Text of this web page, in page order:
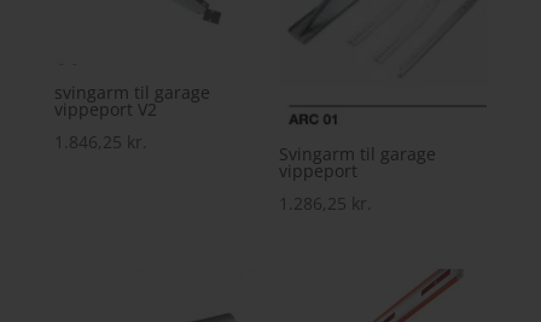
svingarm til garage
vippeport V2
1.846,25 kr.
Svingarm til garage
vippeport
1.286,25 kr.